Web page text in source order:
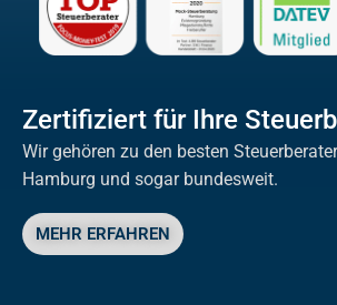
Zertifiziert für Ihre
Wir gehören zu den besten
Hamburg und sogar bundesweit.
MEHR ERFAHREN